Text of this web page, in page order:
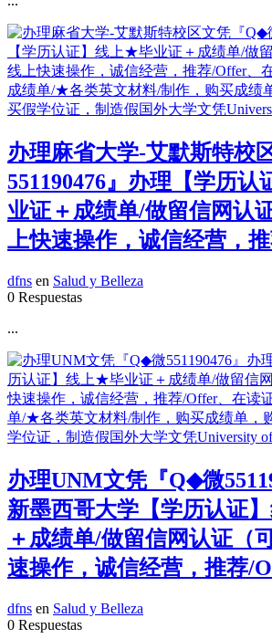
办理麻省大学-艾默斯特校
551190476』办理【学历
业证＋成绩单/做留信网认
上快速操作，诚信经营，
dfns en Salud y Belleza
0 Respuestas
...
办理UNM文凭『Q◆微
新墨西哥大学【学历认证
＋成绩单/做留信网认证（
速操作，诚信经营，推荐/
dfns en Salud y Belleza
0 Respuestas